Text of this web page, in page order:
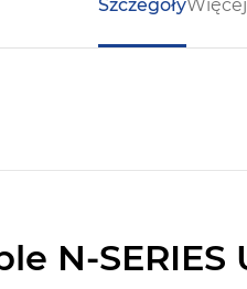
Szczegóły
N-